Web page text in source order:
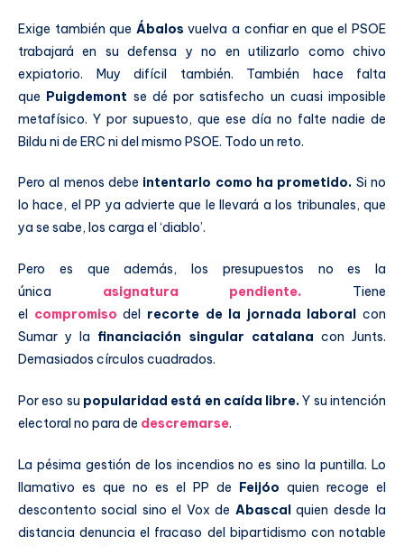
Exige también que Ábalos vuelva a confiar en que el PSOE
trabajará en su defensa y no en utilizarlo como chivo
expiatorio. Muy difícil también. También hace falta
que Puigdemont se dé por satisfecho un cuasi imposible
metafísico. Y por supuesto, que ese día no falte nadie de
Bildu ni de ERC ni del mismo PSOE. Todo un reto.
Pero al menos debe intentarlo como ha prometido. Si no
lo hace, el PP ya advierte que le llevará a los tribunales, que
ya se sabe, los carga el ‘diablo’.
Pero es que además, los presupuestos no es la
única asignatura pendiente. Tiene
el compromiso del recorte de la jornada laboral con
Sumar y la financiación singular catalana con Junts.
Demasiados círculos cuadrados.
Por eso su popularidad está en caída libre.Y su intención
electoral no para de descremarse.
La pésima gestión de los incendios no es sino la puntilla. Lo
llamativo es que no es el PP de Feijóo quien recoge el
descontento social sino el Vox de Abascalquien desde la
distancia denuncia el fracaso del bipartidismo con notable